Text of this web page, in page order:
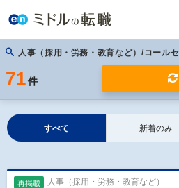
人事（採用・労務・教育など）/コール
71 件
すべて 新着のみ
再掲載 人事（採用・労務・教育など）